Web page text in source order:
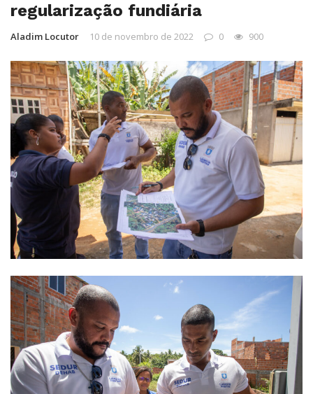
regularização fundiária
Aladim Locutor 10 de novembro de 2022 0 900